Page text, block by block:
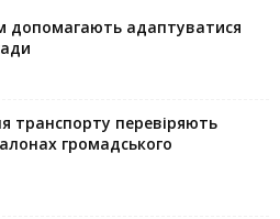
допомагають адаптуватися
транспорту перевіряють
громадського